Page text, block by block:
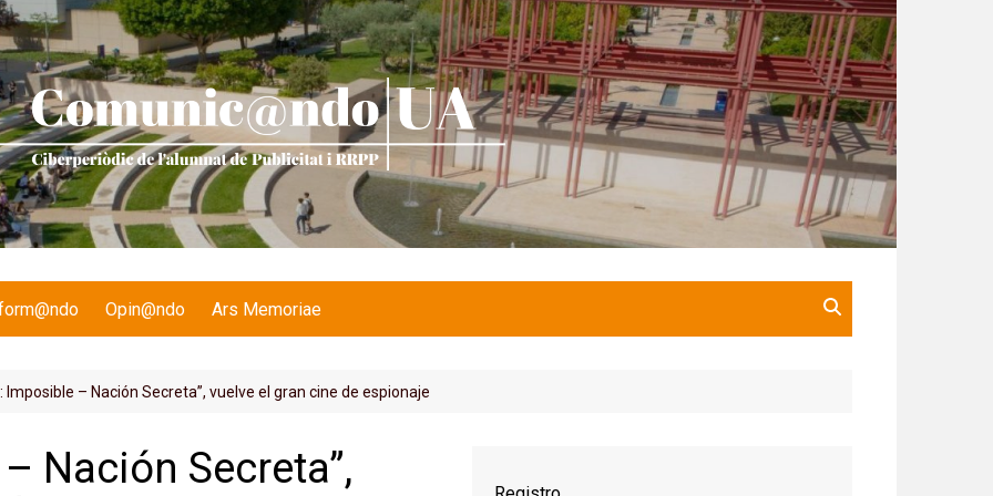
Opin@ndo Ars Memoriae
Imposible – Nación Secreta”, vuelve el gran cine de espionaje
Nación Secreta”,